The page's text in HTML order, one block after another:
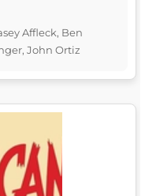
Affleck, Ben
John Ortiz